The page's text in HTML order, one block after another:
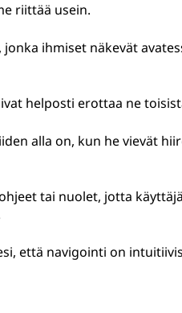
riittää usein.
ihmiset näkevät
helposti erottaa ne
alla on, kun he vievät
tai nuolet, jotta
että navigointi on